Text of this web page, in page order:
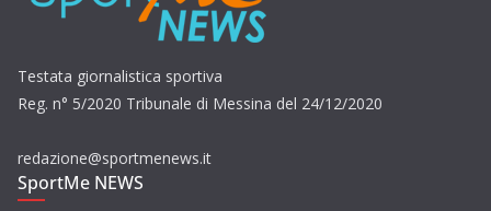
Testata giornalistica sportiva
Reg. n° 5/2020 Tribunale di Messina del 24/12/2020
redazione@sportmenews.it
SportMe NEWS